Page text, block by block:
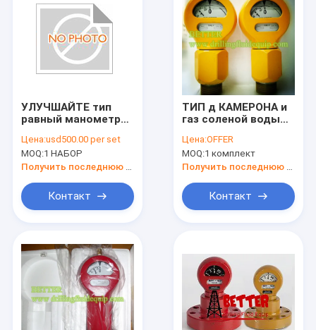
Продукты
О нас
Экскурсия по заводу
УЛУЧШАЙТЕ тип
равный манометра
моделируют
соединение конца 7
2" стандарт Walt
кислый газ
Цена:usd500.00 per set
MOQ:1 НАБОР
Получить последнюю цену
Контакт
ТИП д КАМЕРОНА и
газ соленой воды
или стандартная
легированная сталь
АПИ 16К
Цена:OFFER
MOQ:1 комплект
Получить последнюю цену
Контакт